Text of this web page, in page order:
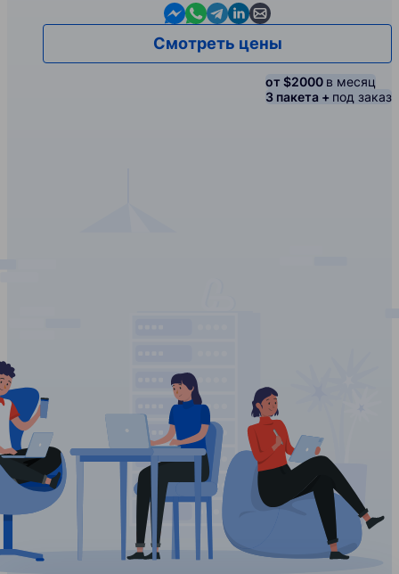
Contact us in Messenger
Contact us in WhatsApp
Contact us in Telegram
Contact us in Linkedin
Contact us by email
Смотреть цены
от $2000 в месяц
3 пакета + под заказ